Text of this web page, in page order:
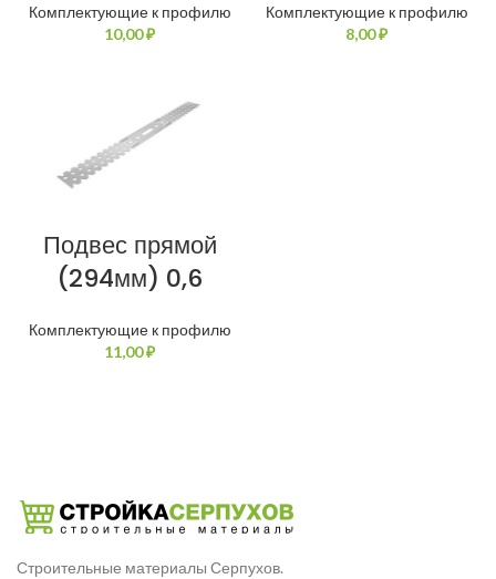
Комплектующие к профилю
₽
Комплектующие к профилю
₽
Подвес прямой
(294мм) 0,6
Комплектующие к профилю
₽
Строительные материалы Серпухов.